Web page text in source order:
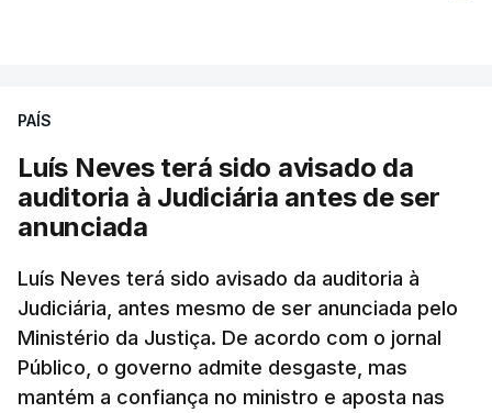
PAÍS
Luís Neves terá sido avisado da
auditoria à Judiciária antes de ser
anunciada
Luís Neves terá sido avisado da auditoria à
Judiciária, antes mesmo de ser anunciada pelo
Ministério da Justiça. De acordo com o jornal
Público, o governo admite desgaste, mas
mantém a confiança no ministro e aposta nas